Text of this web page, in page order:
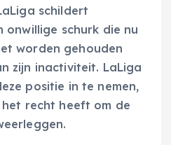
schildert
onwillige schurk die nu
worden gehouden
zijn inactiviteit. LaLiga
positie in te nemen,
recht heeft om de